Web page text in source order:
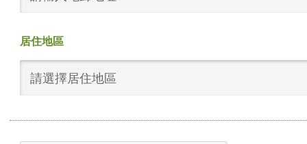
居住地區
請選擇居住地區